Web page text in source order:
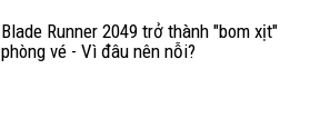
Blade Runner 2049 trở thành "bom xịt"
phòng vé - Vì đâu nên nỗi?